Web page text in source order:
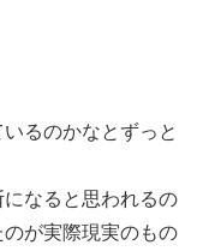
るのかなとずっと
なると思われるの
が実際現実のもの